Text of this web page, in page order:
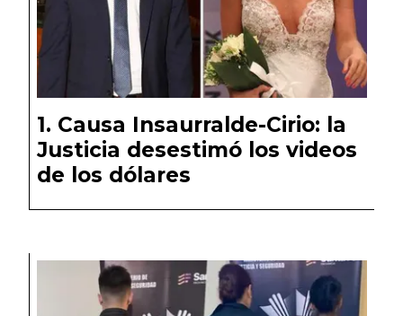
Causa Insaurralde-Cirio: la
Justicia desestimó los videos
de los dólares